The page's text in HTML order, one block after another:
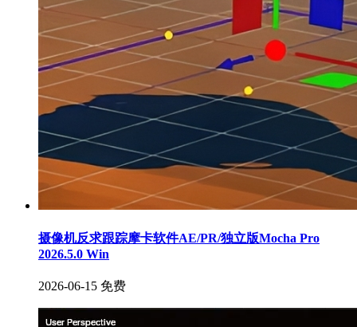
摄像机反求跟踪摩卡软件AE/PR/独立版Mocha Pro
2026.5.0 Win
2026-06-15 免费